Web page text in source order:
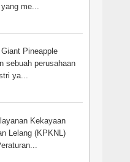
yang me...
Pineapple
sebuah perusahaan
ya...
Kekayaan
Lelang (KPKNL)